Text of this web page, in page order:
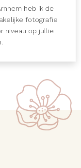
heb ik de
fotografie
niveau op jullie